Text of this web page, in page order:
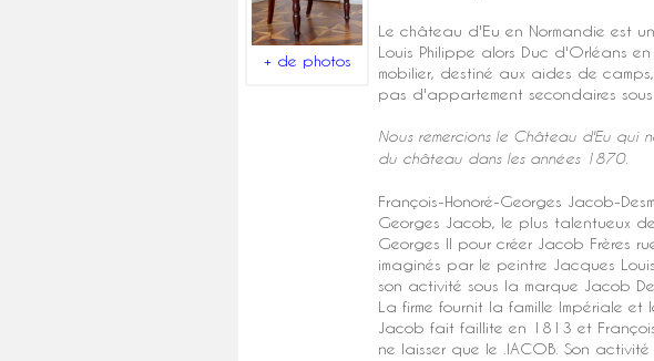
+ de photos
Le château d'Eu en Normandie est
Louis Philippe alors Duc d'Orléans
mobilier, destiné aux aides de
pas d'appartement secondaires sous
Nous remercions le Château d'Eu
du château dans les années 1870.
François-Honoré-Georges Jacob-
Georges Jacob, le plus talentueux
Georges II pour créer Jacob Frères
imaginés par le peintre Jacques
son activité sous la marque Jacob
La firme fournit la famille Impériale
Jacob fait faillite en 1813 et
ne laisser que le .IACOB. Son